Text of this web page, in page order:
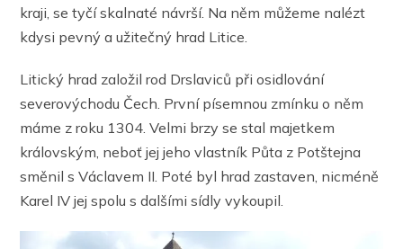
kraji, se tyčí skalnaté návrší. Na něm můžeme nalézt
kdysi pevný a užitečný hrad Litice.
Litický hrad založil rod Drslaviců při osidlování
severovýchodu Čech. První písemnou zmínku o něm
máme z roku 1304. Velmi brzy se stal majetkem
královským, neboť jej jeho vlastník Půta z Potštejna
směnil s Václavem II. Poté byl hrad zastaven, nicméně
Karel IV jej spolu s dalšími sídly vykoupil.